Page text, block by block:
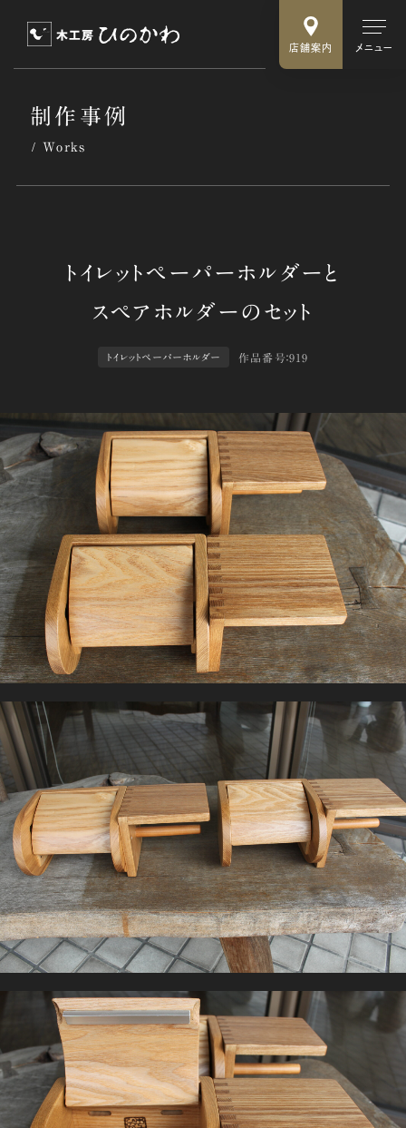
店舗案内 メニュー
制作事例
Works
トイレットペーパーホルダー 作品番号：919